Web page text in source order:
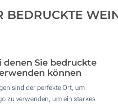
BEDRUCKTE
denen Sie bedruckte
können
sind der perfekte Ort, um
zu verwenden, um ein starkes